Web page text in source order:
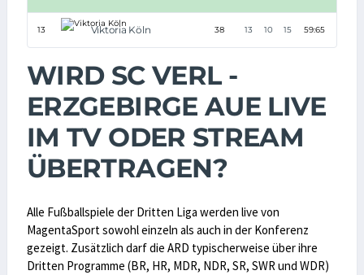
13 Viktoria Köln 38 13 10 15 59:65
WIRD SC VERL -
ERZGEBIRGE AUE LIVE
IM TV ODER STREAM
ÜBERTRAGEN?
Alle Fußballspiele der Dritten Liga werden live von
MagentaSport sowohl einzeln als auch in der Konferenz
gezeigt. Zusätzlich darf die ARD typischerweise über ihre
Dritten Programme (BR, HR, MDR, NDR, SR, SWR und WDR)